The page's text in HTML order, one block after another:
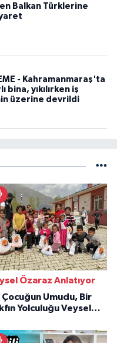
Balkan Türklerine
- Kahramanmaraş'ta
bina, yıkılırken iş
üzerine devrildi
Özaraz Anlatıyor
Çocuğun Umudu, Bir
Yolculuğu Veysel